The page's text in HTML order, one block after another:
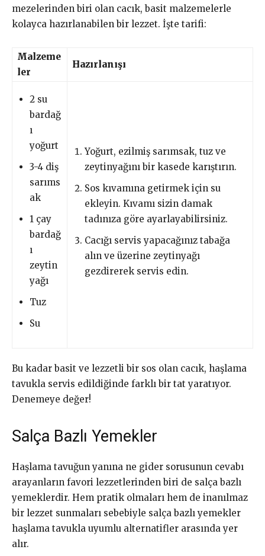
mezelerinden biri olan cacık, basit malzemelerle
kolayca hazırlanabilen bir lezzet. İşte tarifi:
Malzeme
ler
Hazırlanışı
2 su
bardağ
ı
yoğurt
3-4 diş
sarıms
ak
1 çay
bardağ
ı
zeytin
yağı
Tuz
Su
Yoğurt, ezilmiş sarımsak, tuz ve
zeytinyağını bir kasede karıştırın.
Sos kıvamına getirmek için su
ekleyin. Kıvamı sizin damak
tadınıza göre ayarlayabilirsiniz.
Cacığı servis yapacağınız tabağa
alın ve üzerine zeytinyağı
gezdirerek servis edin.
Bu kadar basit ve lezzetli bir sos olan cacık, haşlama
tavukla servis edildiğinde farklı bir tat yaratıyor.
Denemeye değer!
Salça Bazlı Yemekler
Haşlama tavuğun yanına ne gider sorusunun cevabı
arayanların favori lezzetlerinden biri de salça bazlı
yemeklerdir. Hem pratik olmaları hem de inanılmaz
bir lezzet sunmaları sebebiyle salça bazlı yemekler
haşlama tavukla uyumlu alternatifler arasında yer
alır.